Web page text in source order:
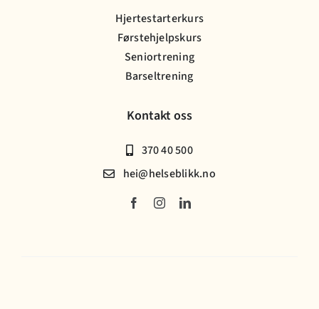
Hjertestarterkurs
Førstehjelpskurs
Seniortrening
Barseltrening
Kontakt oss
370 40 500
hei@helseblikk.no